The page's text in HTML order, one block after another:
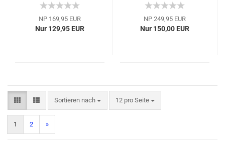
NP 169,95 EUR
Nur 129,95 EUR
NP 249,95 EUR
Nur 150,00 EUR
Sortieren nach 12 pro Seite
1 2 »